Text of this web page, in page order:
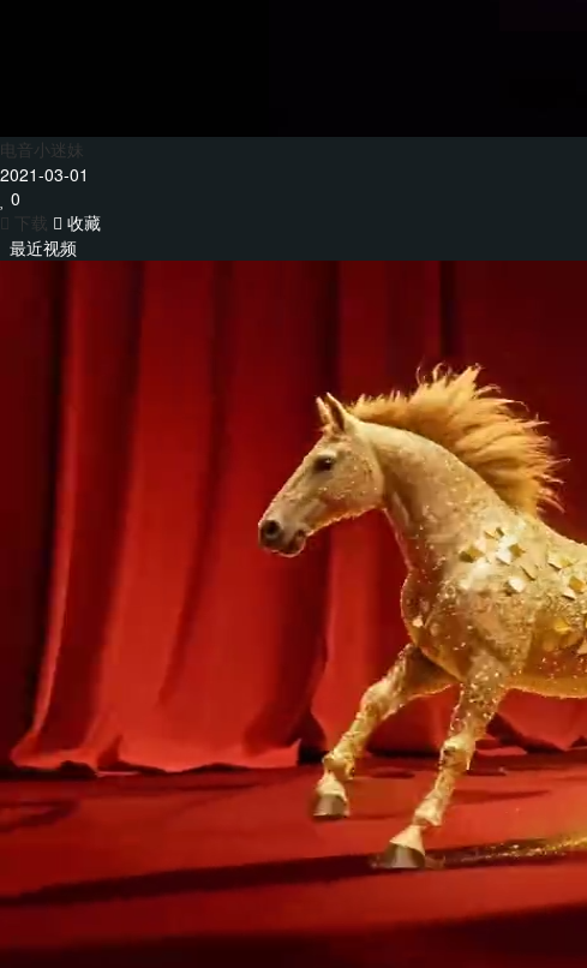
电音小迷妹
2021-03-01
0
下载
收藏
最近视频